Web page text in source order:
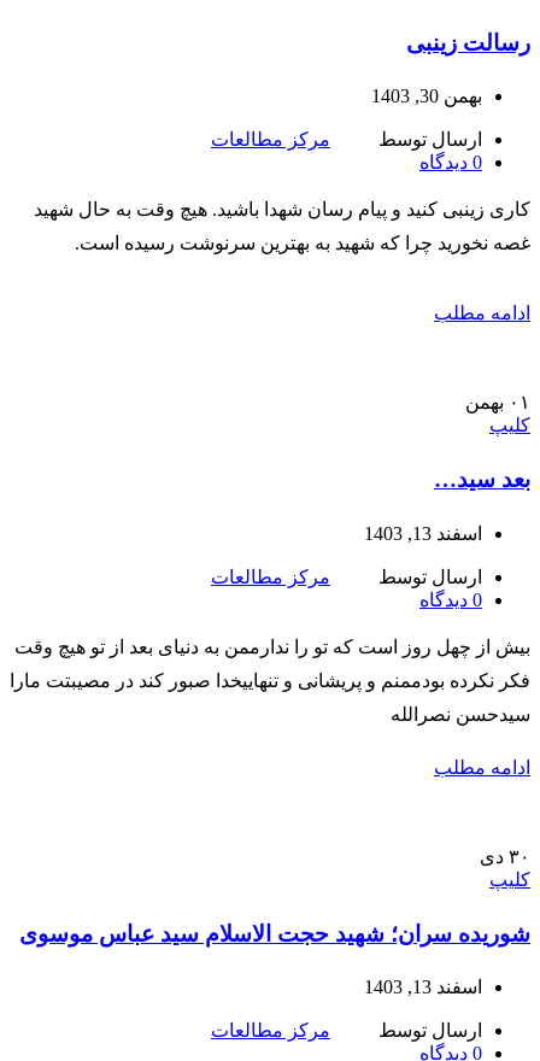
رسالت زینبی
بهمن 30, 1403
ارسال توسط
مرکز مطالعات
0 دیدگاه
كاری زینبی كنید و پیام رسان شهدا باشید. هیچ وقت به حال شهید
غصه نخورید چرا كه شهید به بهترین سرنوشت رسیده است.
ادامه مطلب
۰۱ بهمن
کلیپ
بعد سید…
اسفند 13, 1403
ارسال توسط
مرکز مطالعات
0 دیدگاه
بیش از چهل روز است که تو را ندارممن به دنیای بعد از تو هیچ وقت
فکر نکرده بودممنم و پریشانی و تنهاییخدا صبور کند در مصیبتت مارا
سیدحسن نصرالله
ادامه مطلب
۳۰ دی
کلیپ
شوریده سران؛ شهید حجت الاسلام سید عباس موسوی
اسفند 13, 1403
ارسال توسط
مرکز مطالعات
0 دیدگاه